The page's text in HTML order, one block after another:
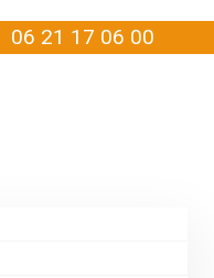
06 21 17 06 00